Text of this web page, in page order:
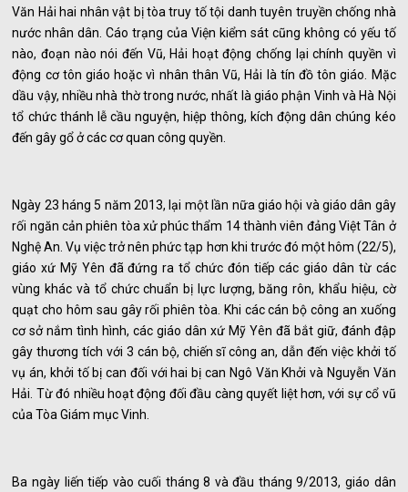
Văn Hải hai nhân vật bị tòa truy tố tội danh tuyên truyền chống nhà
nước nhân dân. Cáo trạng của Viện kiểm sát cũng không có yếu tố
nào, đoạn nào nói đến Vũ, Hải hoạt động chống lại chính quyền vì
động cơ tôn giáo hoặc vì nhân thân Vũ, Hải là tín đồ tôn giáo. Mặc
dầu vậy, nhiều nhà thờ trong nước, nhất là giáo phận Vinh và Hà Nội
tổ chức thánh lễ cầu nguyện, hiệp thông, kích động dân chúng kéo
đến gây gổ ở các cơ quan công quyền.
Ngày 23 háng 5 năm 2013, lại một lần nữa giáo hội và giáo dân gây
rối ngăn cản phiên tòa xử phúc thẩm 14 thành viên đảng Việt Tân ở
Nghệ An. Vụ việc trở nên phức tạp hơn khi trước đó một hôm (22/5),
giáo xứ Mỹ Yên đã đứng ra tổ chức đón tiếp các giáo dân từ các
vùng khác và tổ chức chuẩn bị lực lượng, băng rôn, khẩu hiệu, cờ
quạt cho hôm sau gây rối phiên tòa. Khi các cán bộ công an xuống
cơ sở nắm tình hình, các giáo dân xứ Mỹ Yên đã bắt giữ, đánh đập
gây thương tích với 3 cán bộ, chiến sĩ công an, dẫn đến việc khởi tố
vụ án, khởi tố bị can đối với hai bị can Ngô Văn Khởi và Nguyễn Văn
Hải. Từ đó nhiều hoạt động đối đầu càng quyết liệt hơn, với sự cổ vũ
của Tòa Giám mục Vinh.
Ba ngày liến tiếp vào cuối tháng 8 và đầu tháng 9/2013, giáo dân